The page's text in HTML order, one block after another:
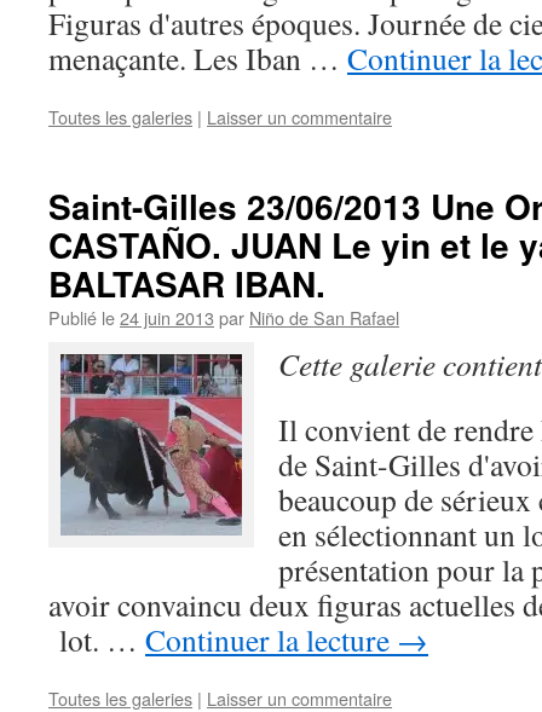
Figuras d'autres époques. Journée de
menaçante. Les Iban … Continuer la
Toutes les galeries | Laisser un commentaire
Saint-Gilles 23/06/2013 Une
CASTAÑO. JUAN Le yin et le
BALTASAR IBAN.
Publié le24 juin 2013 par Niño de San Rafael
Cette galerie
Il convient de
de Saint-Gilles
beaucoup de
en sélectionnant un
présentation pour la
avoir convaincu deux figuras actuelles
lot. … Continuer la lecture →
Toutes les galeries | Laisser un commentaire